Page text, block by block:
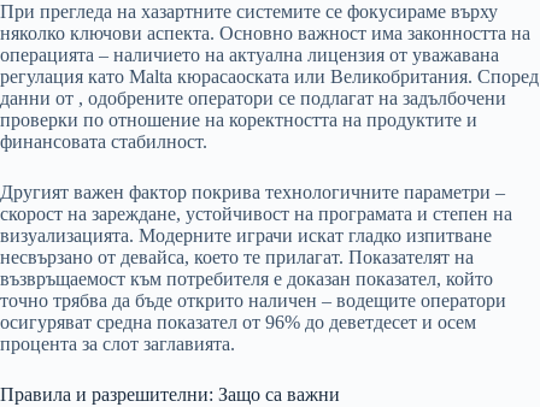
При прегледа на хазартните системите се фокусираме върху
няколко ключови аспекта. Основно важност има законността на
операцията – наличието на актуална лицензия от уважавана
регулация като Malta кюрасаоската или Великобритания. Според
данни от , одобрените оператори се подлагат на задълбочени
проверки по отношение на коректността на продуктите и
финансовата стабилност.
Другият важен фактор покрива технологичните параметри –
скорост на зареждане, устойчивост на програмата и степен на
визуализацията. Модерните играчи искат гладко изпитване
несвързано от девайса, което те прилагат. Показателят на
възвръщаемост към потребителя е доказан показател, който
точно трябва да бъде открито наличен – водещите оператори
осигуряват средна показател от 96% до деветдесет и осем
процента за слот заглавията.
Правила и разрешителни: Защо са важни